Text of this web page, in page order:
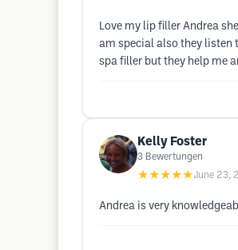
Love my lip filler Andrea
am special also they listen
spa filler but they help me
Kelly Foster
3 Bewertungen
★★★★★June 23,
Andrea is very